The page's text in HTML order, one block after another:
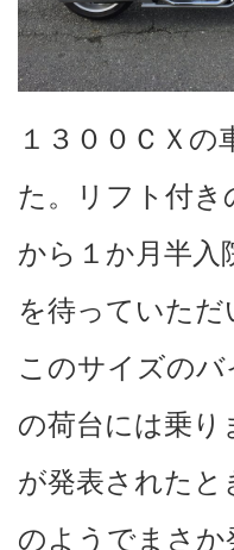
１３００ＣＸの
た。リフト付き
から１か月半入
を待っていただ
このサイズの
の荷台には乗り
が発表された
のようでまさ